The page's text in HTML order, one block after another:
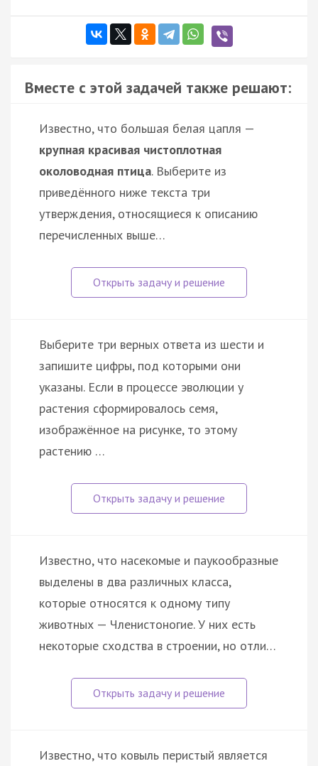
Вместе с этой задачей также решают:
Известно, что большая белая цапля —
крупная красивая чистоплотная
околоводная птица. Выберите из
приведённого ниже текста три
утверждения, относящиеся к описанию
перечисленных выше…
Выберите три верных ответа из шести и
запишите цифры, под которыми они
указаны. Если в процессе эволюции у
растения сформировалось семя,
изображённое на рисунке, то этому
растению …
Известно, что насекомые и паукообразные
выделены в два различных класса,
которые относятся к одному типу
животных — Членистоногие. У них есть
некоторые сходства в строении, но отли…
Известно, что ковыль перистый является